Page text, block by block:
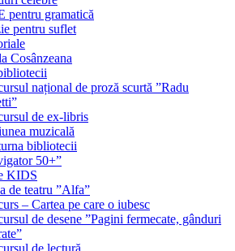
pentru gramatică
pentru suflet
Cosânzeana
național de proză scurtă ”Radu
de ex-libris
muzicală
bibliotecii
50+”
KIDS
de teatru ”Alfa”
– Cartea pe care o iubesc
de desene ”Pagini fermecate, gânduri